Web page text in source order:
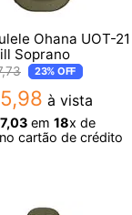
Ohana UOT-21
Soprano
,73 23% OFF
,98 à vista
,03 em 18x de
no cartão de crédito